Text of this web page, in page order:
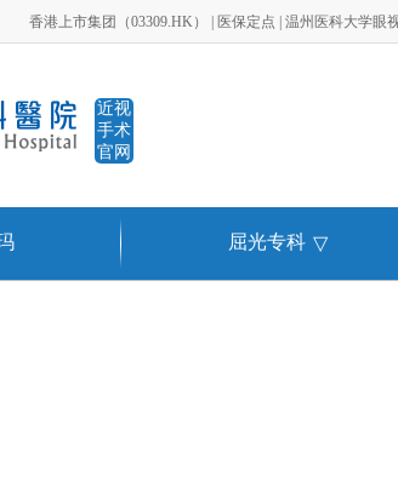
香港上市集团（03309.HK） | 医保定点 | 温州医科大学眼
近视
手术
官网
屈光专科 ▽